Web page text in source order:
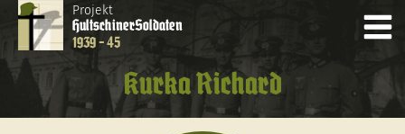
Projekt
HultschinerSoldaten
1939 - 45
Kurka Richard